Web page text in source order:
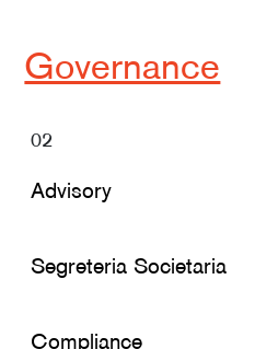
Governance
02
Advisory
Segreteria Societaria
Compliance